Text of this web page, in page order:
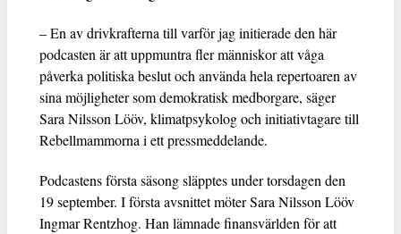
– En av drivkrafterna till varför jag initierade den här
podcasten är att uppmuntra fler människor att våga
påverka politiska beslut och använda hela repertoaren av
sina möjligheter som demokratisk medborgare, säger
Sara Nilsson Lööv, klimatpsykolog och initiativtagare till
Rebellmammorna i ett pressmeddelande.
Podcastens första säsong släpptes under torsdagen den
19 september. I första avsnittet möter Sara Nilsson Lööv
Ingmar Rentzhog. Han lämnade finansvärlden för att